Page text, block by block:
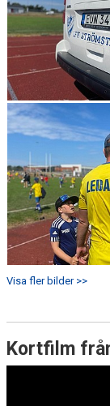
Visa fler bilder >>
Kortfilm